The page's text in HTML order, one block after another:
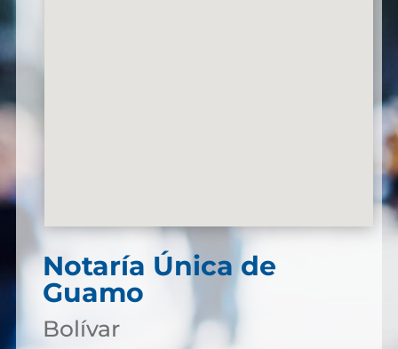
Notaría Única de
Guamo
Bolívar